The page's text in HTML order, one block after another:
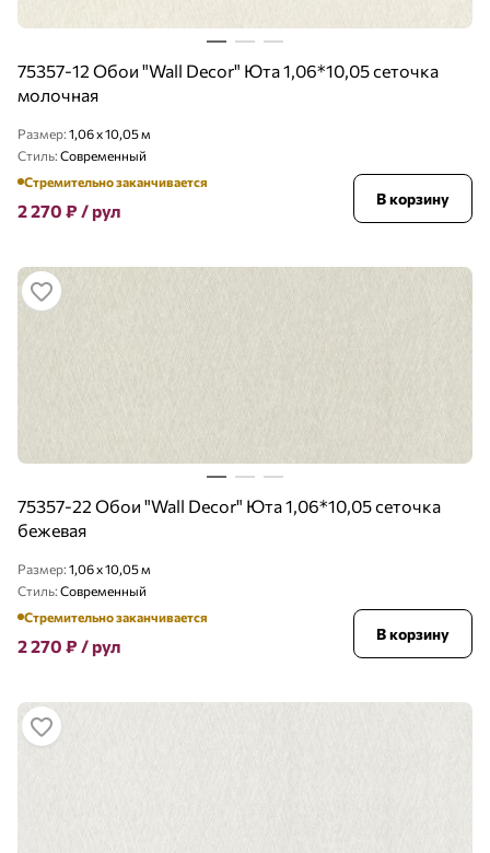
75357-12 Обои "Wall Decor" Юта 1,06*10,05 сеточка
молочная
Размер: 1,06 x 10,05 м
Стиль: Современный
Стремительно заканчивается
2 270 ₽ / рул
В корзину
75357-22 Обои "Wall Decor" Юта 1,06*10,05 сеточка
бежевая
Размер: 1,06 x 10,05 м
Стиль: Современный
Стремительно заканчивается
2 270 ₽ / рул
В корзину